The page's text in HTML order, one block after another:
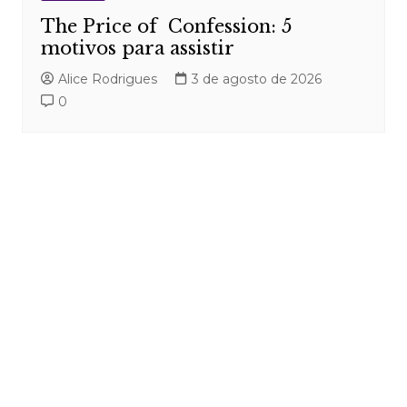
The Price of Confession: 5
motivos para assistir
Alice Rodrigues
3 de agosto de 2026
0